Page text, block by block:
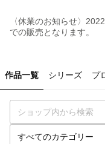
〈休業のお知らせ〉
での販売となります。
作品一覧 シリーズ プ